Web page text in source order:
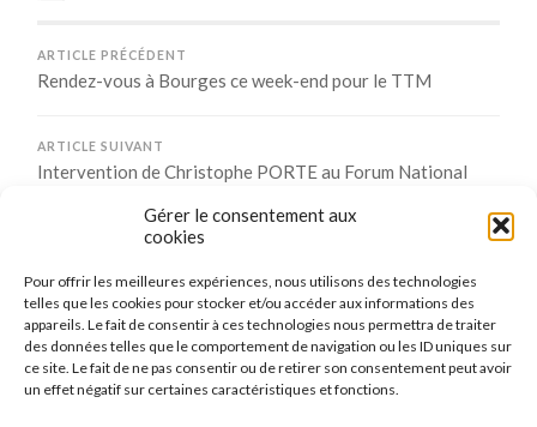
Gérer le consentement aux
cookies
Pour offrir les meilleures expériences, nous utilisons des technologies
telles que les cookies pour stocker et/ou accéder aux informations des
appareils. Le fait de consentir à ces technologies nous permettra de traiter
des données telles que le comportement de navigation ou les ID uniques sur
ce site. Le fait de ne pas consentir ou de retirer son consentement peut avoir
un effet négatif sur certaines caractéristiques et fonctions.
ARTICLE PRÉCÉDENT
Rendez-vous à Bourges ce week-end pour le TTM
ARTICLE SUIVANT
Intervention de Christophe PORTE au Forum National
Comments are closed.
CONNEXION